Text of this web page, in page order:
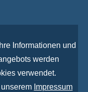
Informationen und
werden
verwendet.
Impressum